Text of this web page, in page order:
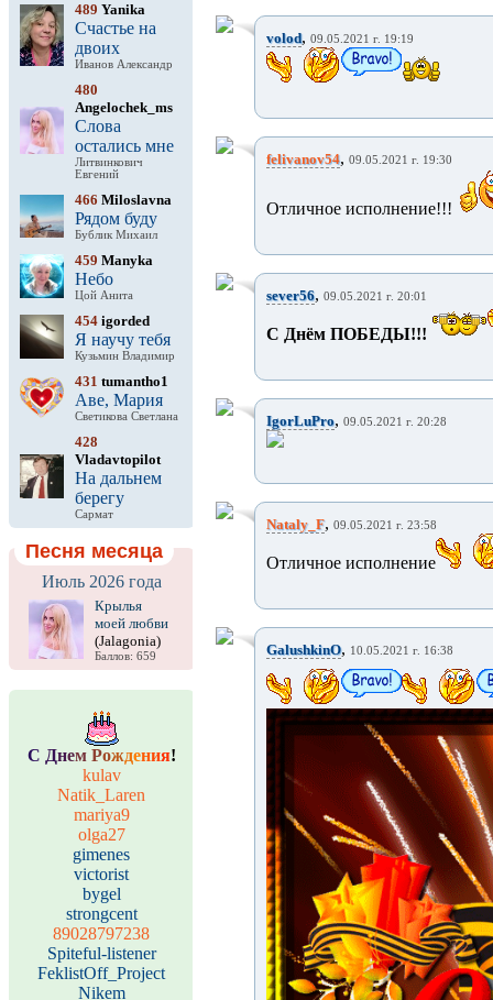
489 Yanika
Счастье на
двоих
Иванов Александр
480
Angelochek_ms
Слова
остались мне
Литвинкович
Евгений
466 Miloslavna
Рядом буду
Бублик Михаил
459 Manyka
Небо
Цой Анита
454 igorded
Я научу тебя
Кузьмин Владимир
431 tumantho1
Аве, Мария
Светикова Светлана
428
Vladavtopilot
На дальнем
берегу
Сармат
Песня месяца
Июль 2026 года
Крылья
моей любви
(Jalagonia)
Баллов: 659
С Днем Рождения!
kulav
Natik_Laren
mariya9
olga27
gimenes
victorist
bygel
strongcent
89028797238
Spiteful-listener
FeklistOff_Project
Nikem
volod, 09.05.2021 г. 19:19
felivanov54, 09.05.2021 г. 19:30
Отличное исполнение!!!
sever56, 09.05.2021 г. 20:01
С Днём ПОБЕДЫ!!!
IgorLuPro, 09.05.2021 г. 20:28
Nataly_F, 09.05.2021 г. 23:58
Отличное исполнение
GalushkinO, 10.05.2021 г. 16:38